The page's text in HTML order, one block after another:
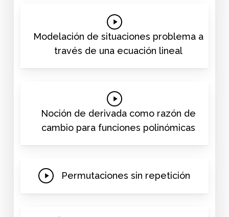
Play
Video
Modelación de situaciones problema a
través de una ecuación lineal
Play
Video
Noción de derivada como razón de
cambio para funciones polinómicas
Play
Permutaciones sin repetición